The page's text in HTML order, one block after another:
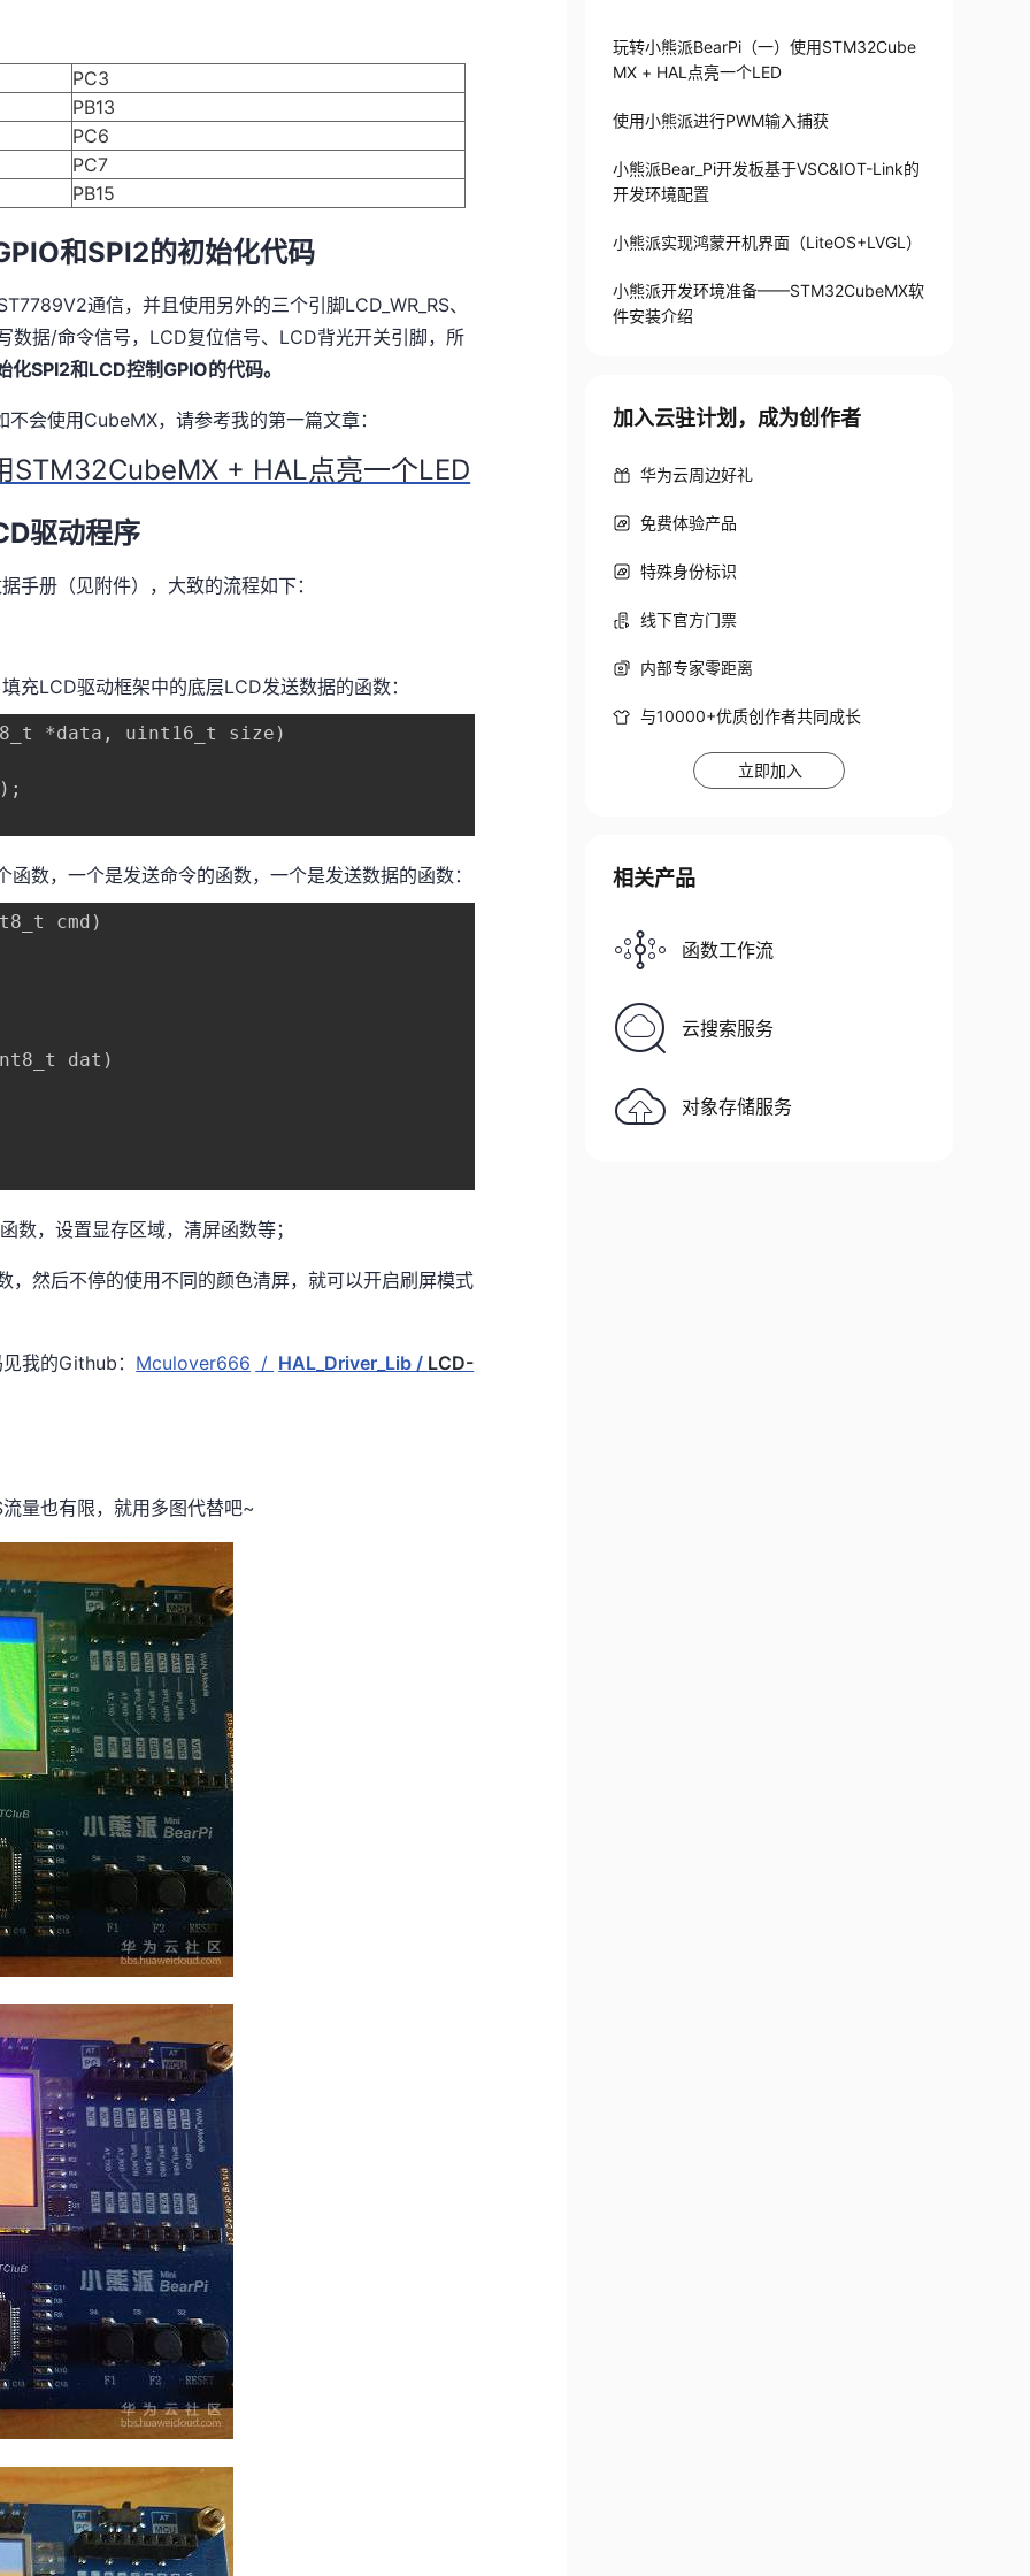
PC3
PB13
PC6
PC7
PB15
和SPI2的初始化代码
通信，并且使用另外的三个引脚LCD_WR_RS、
数据/命令信号，LCD复位信号、LCD背光开关引脚，所
SPI2和LCD控制GPIO的代码。
会使用CubeMX，请参考我的第一篇文章：
STM32CubeMX + HAL点亮一个LED
驱动程序
手册（见附件），大致的流程如下：
充LCD驱动框架中的底层LCD发送数据的函数：
*data, uint16_t size)
数，一个是发送命令的函数，一个是发送数据的函数：
cmd)
dat)
，设置显存区域，清屏函数等；
，然后不停的使用不同的颜色清屏，就可以开启刷屏模式
我的Github： Mculover666 / HAL_Driver_Lib / LCD-
量也有限，就用多图代替吧~
玩转小熊派BearPi（一）使用STM32Cube
MX + HAL点亮一个LED
使用小熊派进行PWM输入捕获
小熊派Bear_Pi开发板基于VSC&IOT-Link的
开发环境配置
小熊派实现鸿蒙开机界面（LiteOS+LVGL）
小熊派开发环境准备——STM32CubeMX软
件安装介绍
加入云驻计划，成为创作者
华为云周边好礼
免费体验产品
特殊身份标识
线下官方门票
内部专家零距离
与10000+优质创作者共同成长
立即加入
相关产品
函数工作流
云搜索服务
对象存储服务